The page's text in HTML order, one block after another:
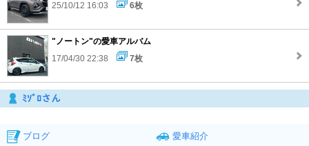
25/10/12 16:03
6枚
"ノートン"の愛車アルバム
17/04/30 22:38
7枚
ﾐｿﾞﾛさん
ブログ
愛車紹介